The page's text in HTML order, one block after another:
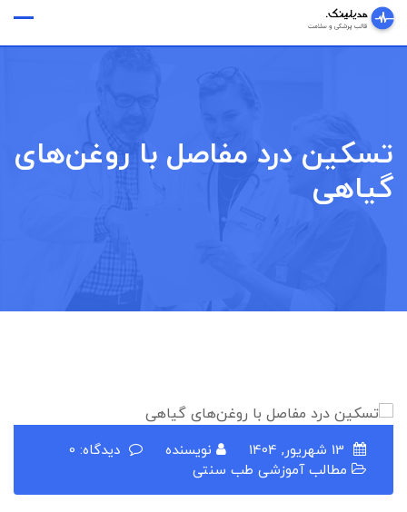
Skip
content
تسکین درد مفاصل با روغن‌های
گیاهی
نویسنده
دیدگاه: 0
مطالب آموزشی طب سنتی